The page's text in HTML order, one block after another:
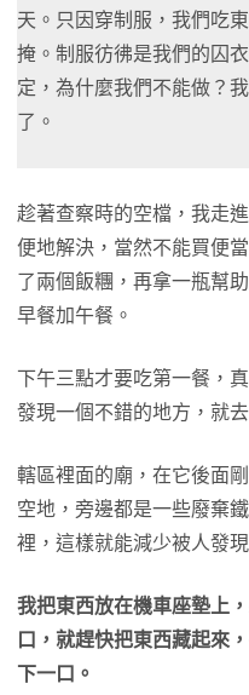
天。只因穿制服，我們吃
掩。制服彷彿是我們的囚
定，為什麼我們不能做？
了。
趁著查察時的空檔，我走
便地解決，當然不能買便
了兩個飯糰，再拿一瓶幫
早餐加午餐。
下午三點才要吃第一餐，
發現一個不錯的地方，就
轄區裡面的廟，在它後面
空地，旁邊都是一些廢棄
裡，這樣就能減少被人發
我把東西放在機車座墊上
口，就趕快把東西藏起來
下一口。